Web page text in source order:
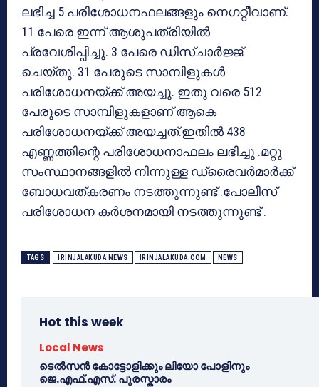
ലഭിച്ച 5 പരിശോധനഫലങ്ങളും നെഗറ്റീവാണ്.
11 പേരെ ഇന്ന് ആശുപത്രിയിൽ
പ്രവേശിപ്പിച്ചു. 3 പേരെ ഡിസ്ചാർജ്ജ്
ചെയ്തു. 31 പേരുടെ സാമ്പിളുകൾ
പരിശോധനയ്ക്ക് അയച്ചു. ഇതു വരെ 512
പേരുടെ സാമ്പിളുകളാണ് ആകെ
പരിശോധനയ്ക്ക് അയച്ചത്.ഇതിൽ 438
എണ്ണത്തിന്റെ പരിശോധനാഫലം ലഭിച്ചു .മറ്റു
സംസ്ഥാനങ്ങളിൽ നിന്നുള്ള ഡ്രൈവർമാർക്ക്
ബോധവത്കരണം നടത്തുന്നുണ്ട് .പോലീസ്
പരിശോധന കർശനമായി നടത്തുന്നുണ്ട് .
TAGS IRINJALAKUDA NEWS IRINJALAKUDA.COM NEWS
Hot this week
Local News
ടെൽസൻ കോട്ടോളിക്കും ലിയോ പോളിനും
ജെ.എഫ്.എസ്. പുരസ്കാരം